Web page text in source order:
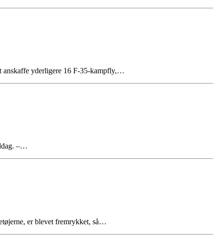
anskaffe yderligere 16 F-35-kampfly,…
–…
er blevet fremrykket, så…